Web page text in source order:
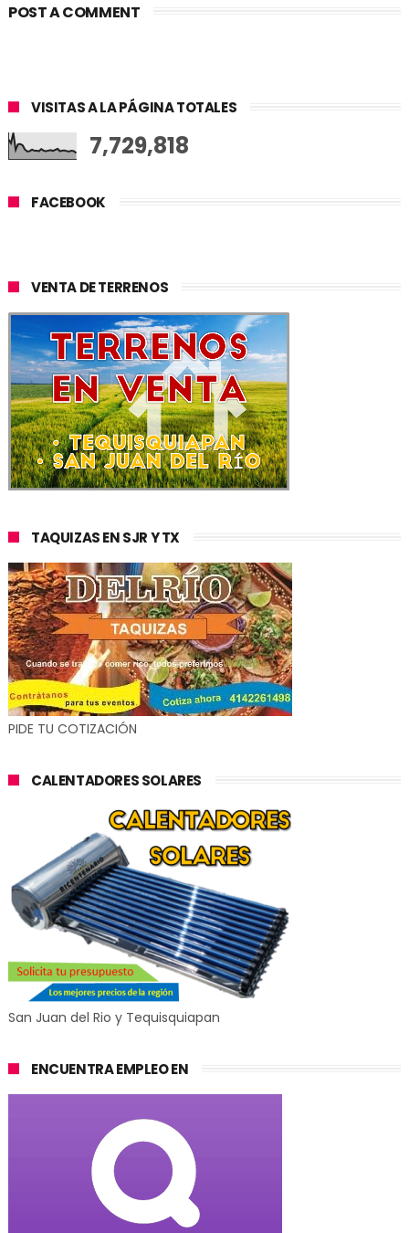
POST A COMMENT
VISITAS A LA PÁGINA TOTALES
7,729,818
FACEBOOK
VENTA DE TERRENOS
TAQUIZAS EN SJR Y TX
PIDE TU COTIZACIÓN
CALENTADORES SOLARES
San Juan del Rio y Tequisquiapan
ENCUENTRA EMPLEO EN